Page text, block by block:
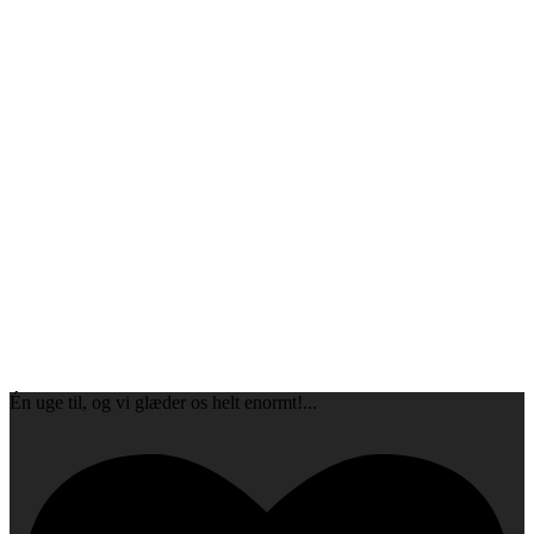
Én uge til, og vi glæder os helt enormt!...